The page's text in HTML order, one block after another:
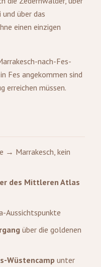
über das
einen einzigen
nach-Fes-
Fes angekommen sind
erreichen müssen.
→ Marrakesch, kein
des Mittleren Atlas
Aussichtspunkte
über die goldenen
Wüstencamp unter